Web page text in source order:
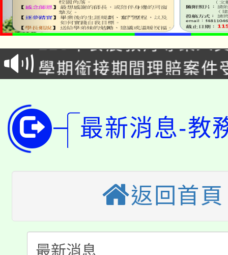
淨零綠生活教案入校路
會
115年食農教育專業人
程
學期銜接期間理賠案件
版
公告本校115學年度第
代理(課)教師甄選結果(
「2026金融保險知識
車」活動
生本土語及新住民語歌
公告本校115學年度第
代理(課)教師甄選結果(
代理(課)教師甄選結果(
轉知中國文化大學推廣
最新消息-教
返回首頁